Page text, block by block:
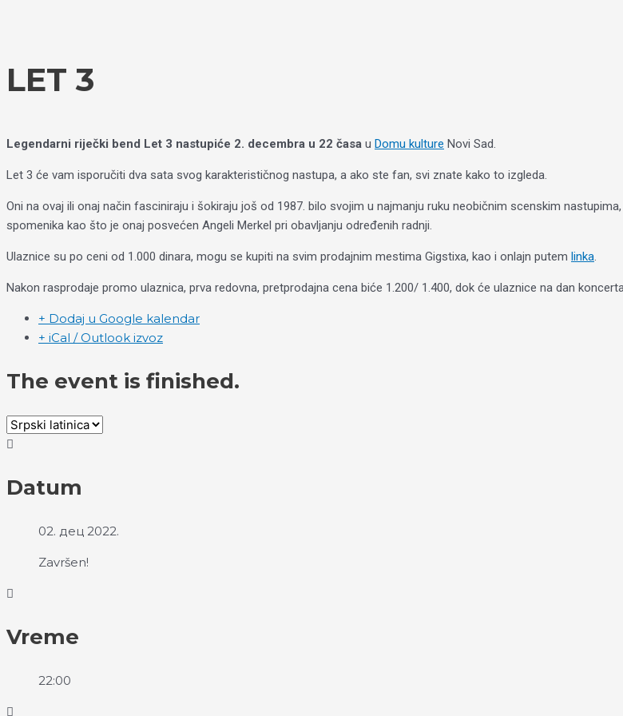
LET 3
Legendarni riječki bend Let 3 nastupiće 2. decembra u 22 časa u Domu kulture Novi Sad.
Let 3 će vam isporučiti dva sata svog karakterističnog nastupa, a ako ste fan, svi znate kako to izgleda.
Oni na ovaj ili onaj način fasciniraju i šokiraju još od 1987. bilo svojim u najmanju ruku neobičnim scenskim
spomenika kao što je onaj posvećen Angeli Merkel pri obavljanju određenih radnji.
Ulaznice su po ceni od 1.000 dinara, mogu se kupiti na svim prodajnim mestima Gigstixa, kao i onlajn putem linka.
Nakon rasprodaje promo ulaznica, prva redovna, pretprodajna cena biće 1.200/ 1.400, dok će ulaznice na dan
+ Dodaj u Google kalendar
+ iCal / Outlook izvoz
The event is finished.
Datum
02. дец 2022.
Završen!
Vreme
22:00